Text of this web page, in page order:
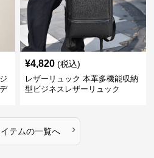
¥4,820 (税込)
レザーリュック 本革多機能収納
型ビジネスレザーリュック
テムの一覧へ ›